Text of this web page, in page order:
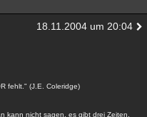
18.11.2004 um 20:04
fehlt." (J.E. Coleridge)
kann nicht sagen, es gibt drei Zeiten,